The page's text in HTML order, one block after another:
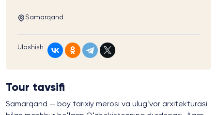
Samarqand
Ulashish
Tour tavsifi
Samarqand — boy tarixiy merosi va ulugʻvor arxitekturasi